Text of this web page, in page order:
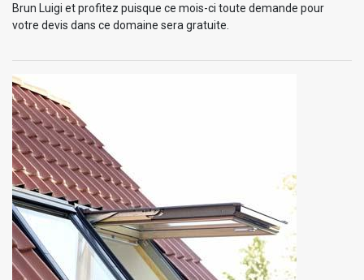
Brun Luigi et profitez puisque ce mois-ci toute demande pour
votre devis dans ce domaine sera gratuite.